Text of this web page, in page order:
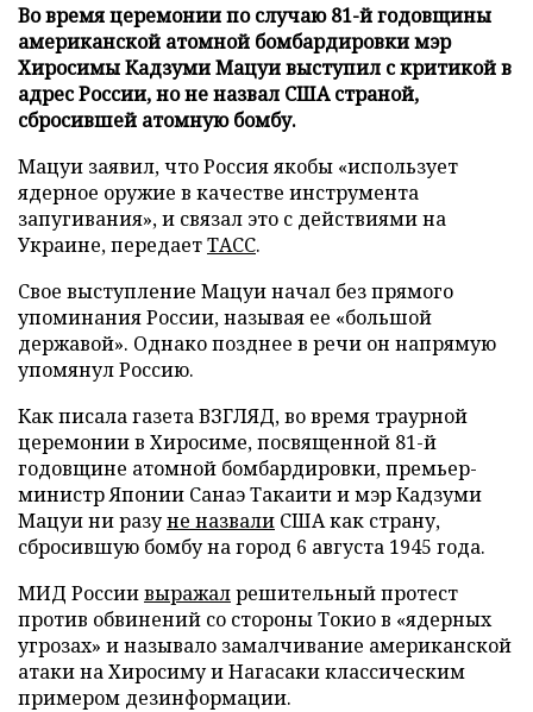
Во время церемонии по случаю 81-й годовщины
американской атомной бомбардировки мэр
Хиросимы Кадзуми Мацуи выступил с критикой в
адрес России, но не назвал США страной,
сбросившей атомную бомбу.
Мацуи заявил, что Россия якобы «использует
ядерное оружие в качестве инструмента
запугивания», и связал это с действиями на
Украине, передаетТАСС.
Свое выступление Мацуи начал без прямого
упоминания России, называя ее «большой
державой». Однако позднее в речи он напрямую
упомянул Россию.
Как писала газета ВЗГЛЯД, во время траурной
церемонии в Хиросиме, посвященной 81-й
годовщине атомной бомбардировки, премьер-
министр Японии Санаэ Такаити и мэр Кадзуми
Мацуи ни разуне назвали США как страну,
сбросившую бомбу на город 6 августа 1945 года.
МИД Россиивыражалрешительный протест
против обвинений со стороны Токио в «ядерных
угрозах» и называло замалчивание американской
атаки на Хиросиму и Нагасаки классическим
примером дезинформации.